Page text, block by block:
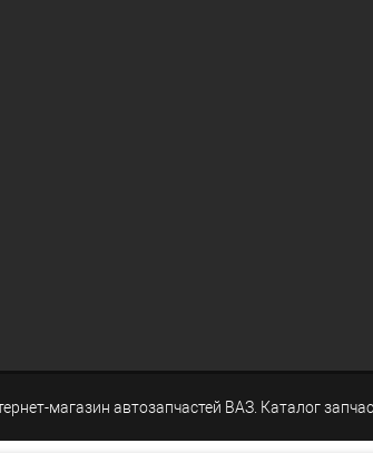
магазин автозапчастей ВАЗ. Каталог